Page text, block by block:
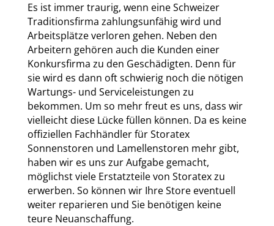
Es ist immer traurig, wenn eine Schweizer
Traditionsfirma zahlungsunfähig wird und
Arbeitsplätze verloren gehen. Neben den
Arbeitern gehören auch die Kunden einer
Konkursfirma zu den Geschädigten. Denn für
sie wird es dann oft schwierig noch die nötigen
Wartungs- und Serviceleistungen zu
bekommen. Um so mehr freut es uns, dass wir
vielleicht diese Lücke füllen können. Da es keine
offiziellen Fachhändler für Storatex
Sonnenstoren und Lamellenstoren mehr gibt,
haben wir es uns zur Aufgabe gemacht,
möglichst viele Erstatzteile von Storatex zu
erwerben. So können wir Ihre Store eventuell
weiter reparieren und Sie benötigen keine
teure Neuanschaffung.